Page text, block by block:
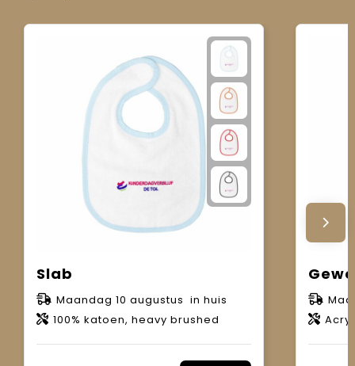
Slab
Maandag 10 augustus in huis
100% katoen, heavy brushed